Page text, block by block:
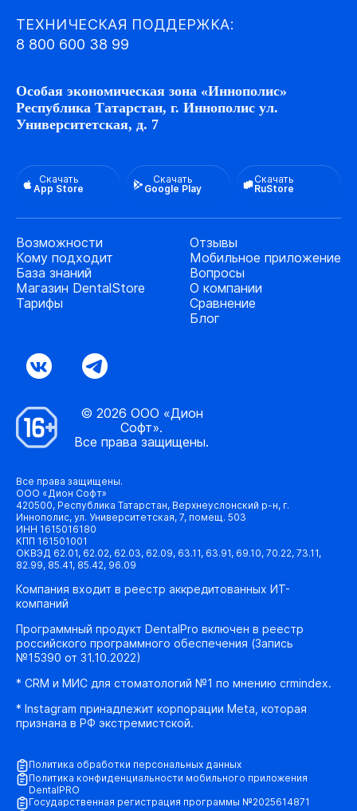
ТЕХНИЧЕСКАЯ ПОДДЕРЖКА:
8 800 600 38 99
Особая экономическая зона «Иннополис»
Республика Татарстан, г. Иннополис ул.
Университетская, д. 7
Скачать
App Store
Скачать
Google Play
Скачать
RuStore
Возможности
Кому подходит
База знаний
Магазин DentalStore
Тарифы
Отзывы
Мобильное приложение
Вопросы
О компании
Сравнение
Блог
© 2026 ООО «Дион
Софт».
Все права защищены.
Все права защищены.
ООО «Дион Софт»
420500, Республика Татарстан, Верхнеуслонский р-н, г.
Иннополис, ул. Университетская, 7, помещ. 503
ИНН 1615016180
КПП 161501001
ОКВЭД 62.01, 62.02, 62.03, 62.09, 63.11, 63.91, 69.10, 70.22, 73.11,
82.99, 85.41, 85.42, 96.09
Компания входит в реестр аккредитованных ИТ-
компаний
Программный продукт DentalPro включен в реестр
российского программного обеспечения (Запись
№15390 от 31.10.2022)
* CRM и МИС для стоматологий №1 по мнению crmindex.
* Instagram принадлежит корпорации Meta, которая
признана в РФ экстремистской.
Политика обработки персональных данных
Политика конфиденциальности мобильного приложения
DentalPRO
Государственная регистрация программы №2025614871